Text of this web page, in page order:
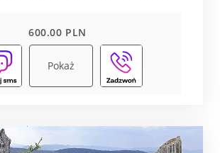
600.00 PLN
Pokaż